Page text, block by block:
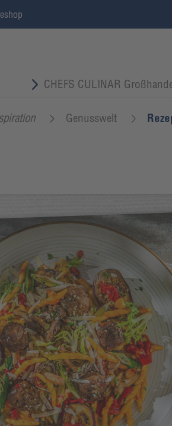
CHEFS CULINAR
Genusswelt